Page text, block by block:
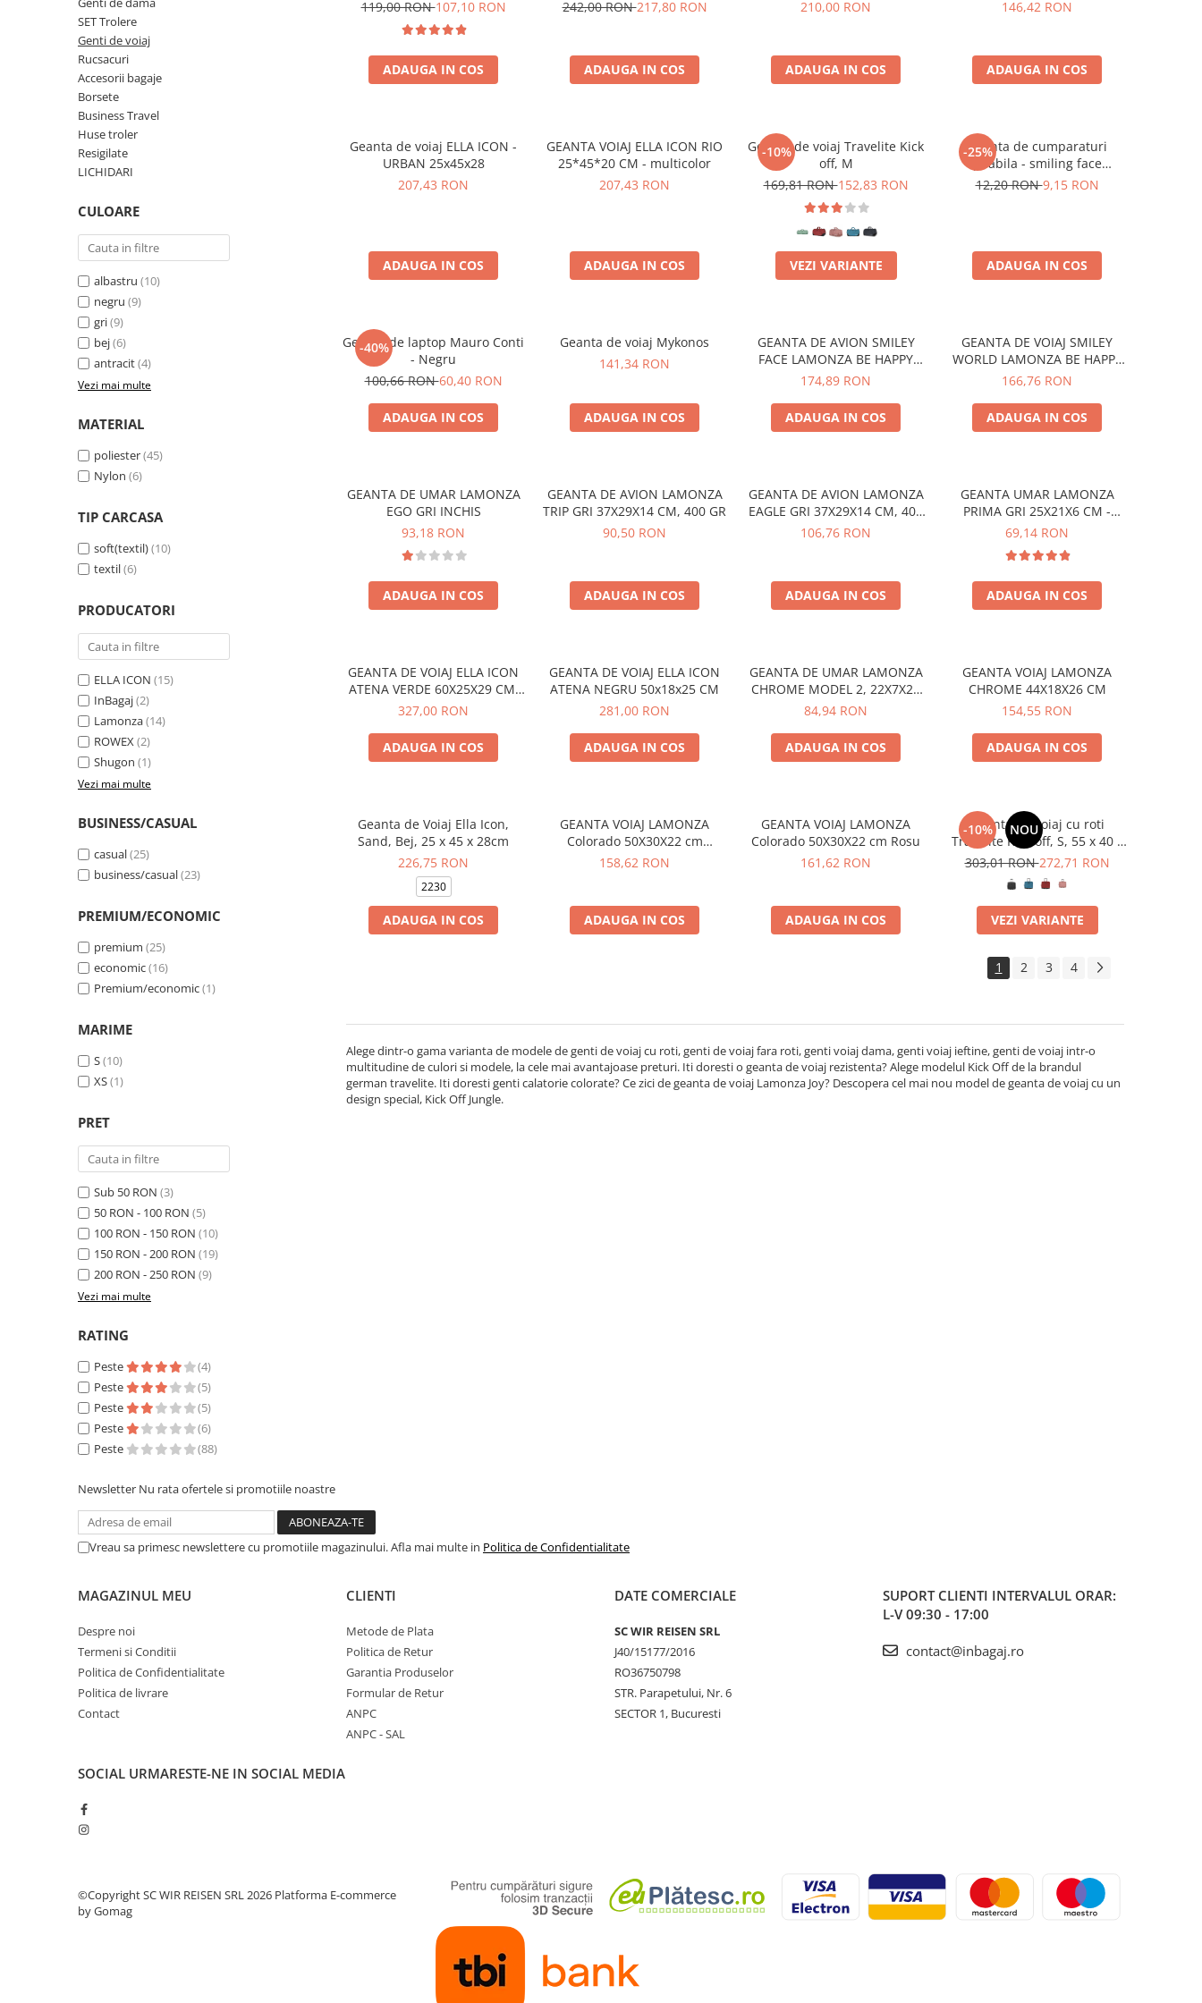
Huse troler
Business Travel
Reduceri bagaje
SET Trolere
Genti de voiaj
Rucsacuri
Accesorii bagaje
Borsete
Business Travel
Huse troler
Resigilate
LICHIDARI
CULOARE
albastru (10)
negru (9)
gri(9)
bej(6)
antracit(4)
Vezi mai multe
MATERIAL
poliester(45)
Nylon (6)
TIP CARCASA
soft(textil)(10)
textil(6)
PRODUCATORI
ELLA ICON (15)
InBagaj(2)
Lamonza(14)
ROWEX(2)
Shugon (1)
Vezi mai multe
BUSINESS/CASUAL
casual(25)
business/casual(23)
PREMIUM/ECONOMIC
premium (25)
economic(16)
Premium/economic(1)
MARIME
S(10)
XS(1)
PRET
Sub 50 RON (3)
50 RON - 100 RON (5)
100 RON - 150 RON (10)
150 RON - 200 RON (19)
200 RON - 250 RON (9)
Vezi mai multe
RATING
Peste
(4)
Peste
(5)
Peste
(5)
Peste
(6)
Peste
(88)
119,00 RON107,10 RON
ADAUGA IN COS
242,00 RON217,80 RON
ADAUGA IN COS
210,00 RON
ADAUGA IN COS
146,42 RON
ADAUGA IN COS
Geanta de voiaj ELLA ICON -
URBAN 25x45x28
207,43 RON
ADAUGA IN COS
GEANTA VOIAJ ELLA ICON RIO
25*45*20 CM - multicolor
207,43 RON
ADAUGA IN COS
-10%
Geanta de voiaj Travelite Kick
off, M
169,81 RON152,83 RON
VEZI VARIANTE
-25%
Geanta de cumparaturi
pliabila - smiling face
(ochelari)
12,20 RON9,15 RON
ADAUGA IN COS
-40%
Geanta de laptop Mauro Conti
- Negru
100,66 RON60,40 RON
ADAUGA IN COS
Geanta de voiaj Mykonos
141,34 RON
ADAUGA IN COS
GEANTA DE AVION SMILEY
FACE LAMONZA BE HAPPY
36X29X14 CM
174,89 RON
ADAUGA IN COS
GEANTA DE VOIAJ SMILEY
WORLD LAMONZA BE HAPPY
48X28X21 CM
166,76 RON
ADAUGA IN COS
GEANTA DE UMAR LAMONZA
EGO GRI INCHIS
93,18 RON
ADAUGA IN COS
GEANTA DE AVION LAMONZA
TRIP GRI 37X29X14 CM, 400 GR
90,50 RON
ADAUGA IN COS
GEANTA DE AVION LAMONZA
EAGLE GRI 37X29X14 CM, 400
GR
106,76 RON
ADAUGA IN COS
GEANTA UMAR LAMONZA
PRIMA GRI 25X21X6 CM -
bretea ajustabila 130 cm
69,14 RON
ADAUGA IN COS
GEANTA DE VOIAJ ELLA ICON
ATENA VERDE 60X25X29 CM,
NEW
327,00 RON
ADAUGA IN COS
GEANTA DE VOIAJ ELLA ICON
ATENA NEGRU 50x18x25 CM
281,00 RON
ADAUGA IN COS
GEANTA DE UMAR LAMONZA
CHROME MODEL 2, 22X7X25
CM, GRI
84,94 RON
ADAUGA IN COS
GEANTA VOIAJ LAMONZA
CHROME 44X18X26 CM
154,55 RON
ADAUGA IN COS
Geanta de Voiaj Ella Icon,
Sand, Bej, 25 x 45 x 28cm
226,75 RON
2230
ADAUGA IN COS
GEANTA VOIAJ LAMONZA
Colorado 50X30X22 cm
Albastru
158,62 RON
ADAUGA IN COS
GEANTA VOIAJ LAMONZA
Colorado 50X30X22 cm Rosu
161,62 RON
ADAUGA IN COS
-10% NOU
Geanta de voiaj cu roti
Travelite Kick off, S, 55 x 40 x
20 cm
303,01 RON272,71 RON
VEZI VARIANTE
1 2 3 4
Alege dintr-o gama varianta de modele de genti de voiaj cu roti, genti de voiaj fara roti, genti voiaj dama, genti voiaj ieftine, genti de voiaj intr-o
multitudine de culori si modele, la cele mai avantajoase preturi. Iti doresti o geanta de voiaj rezistenta? Alege modelul Kick Off de la brandul
german travelite. Iti doresti genti calatorie colorate? Ce zici de geanta de voiaj Lamonza Joy? Descopera cel mai nou model de geanta de voiaj cu un
design special, Kick Off Jungle.
Newsletter Nu rata ofertele si promotiile noastre
Vreau sa primesc newslettere cu promotiile magazinului. Afla mai multe in Politica de Confidentialitate
MAGAZINUL MEU
Despre noi
Termeni si Conditii
Politica de Confidentialitate
Politica de livrare
Contact
CLIENTI
Metode de Plata
Politica de Retur
Garantia Produselor
Formular de Retur
ANPC
ANPC - SAL
DATE COMERCIALE
SC WIR REISEN SRL
J40/15177/2016
RO36750798
STR. Parapetului, Nr. 6
SECTOR 1, Bucuresti
SUPORT CLIENTI INTERVALUL ORAR:
L-V 09:30 - 17:00
contact@inbagaj.ro
SOCIAL URMARESTE-NE IN SOCIAL MEDIA
©Copyright SC WIR REISEN SRL 2026 Platforma E-commerce
by Gomag